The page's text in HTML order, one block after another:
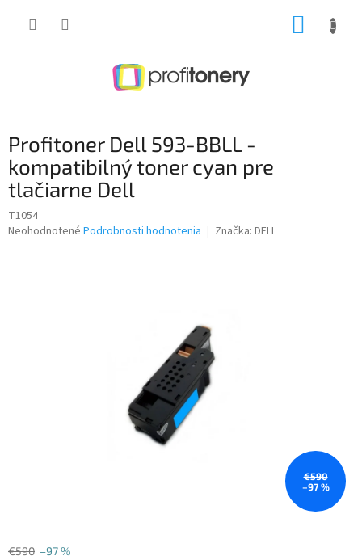
Profitoner Dell 593-BBLL -
kompatibilný toner cyan pre
tlačiarne Dell
T1054
Priemerné
Neohodnotené Podrobnosti hodnotenia Značka: DELL
€590
–97 %
€590 –97 %